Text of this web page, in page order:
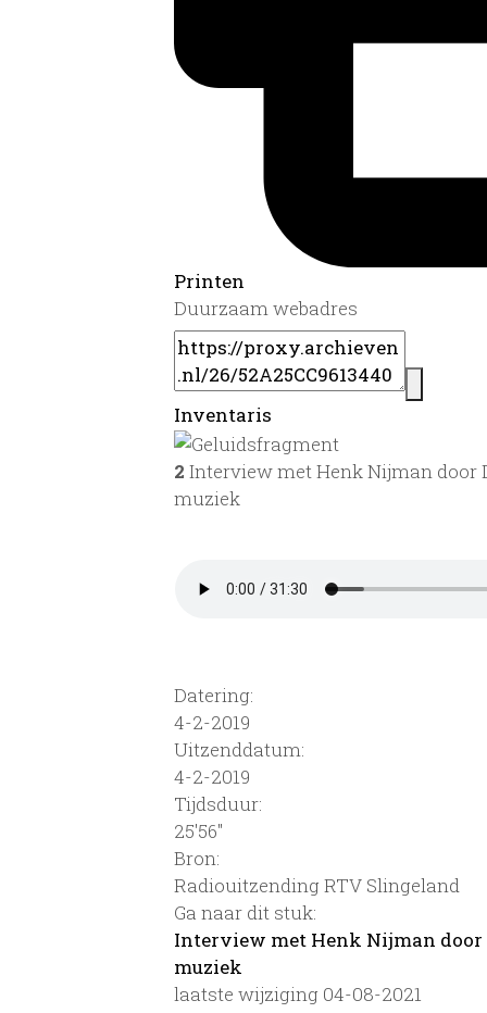
Printen
Duurzaam webadres
Inventaris
2 Interview met Henk Nijman door
muziek
Datering:
4-2-2019
Uitzenddatum:
4-2-2019
Tijdsduur:
25'56''
Bron:
Radiouitzending RTV Slingeland
Ga naar dit stuk:
Interview met Henk Nijman
muziek
laatste wijziging 04-08-2021